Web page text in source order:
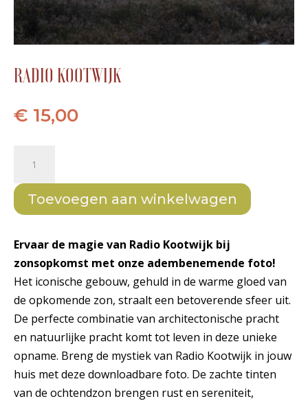
RADIO KOOTWIJK
€ 15,00
Kootwijk
aantalToevoegen aan winkelwagen
Ervaar de magie van Radio Kootwijk bij
zonsopkomst met onze adembenemende foto!
Het iconische gebouw, gehuld in de warme gloed van
de opkomende zon, straalt een betoverende sfeer uit.
De perfecte combinatie van architectonische pracht
en natuurlijke pracht komt tot leven in deze unieke
opname. Breng de mystiek van Radio Kootwijk in jouw
huis met deze downloadbare foto. De zachte tinten
van de ochtendzon brengen rust en sereniteit,